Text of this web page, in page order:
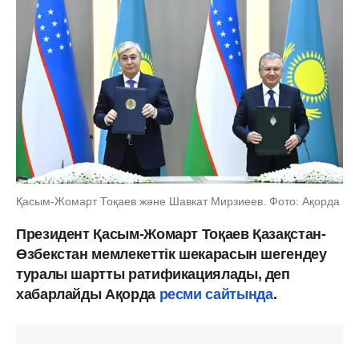
Қасым-Жомарт Тоқаев және Шавкат Мирзиеев. Фото: Ақорда
Президент Қасым-Жомарт Тоқаев Қазақстан-
Өзбекстан мемлекеттік шекарасын шегендеу
туралы шартты ратификациялады, деп
хабарлайды Ақорда ресми сайтында.